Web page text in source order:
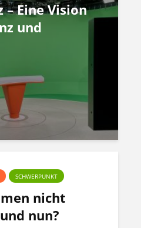
– Eine Vision
und
SCHWERPUNKT
nicht
nun?